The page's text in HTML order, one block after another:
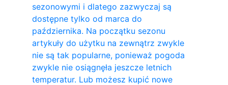
sezonowymi i dlatego zazwyczaj są
dostępne tylko od marca do
października. Na początku sezonu
artykuły do ​​użytku na zewnątrz zwykle
nie są tak popularne, ponieważ pogoda
zwykle nie osiągnęła jeszcze letnich
temperatur. Lub możesz kupić nowe